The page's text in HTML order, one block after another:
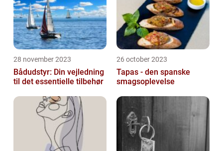
28 november 2023
Bådudstyr: Din vejledning
til det essentielle tilbehør
26 october 2023
Tapas - den spanske
smagsoplevelse